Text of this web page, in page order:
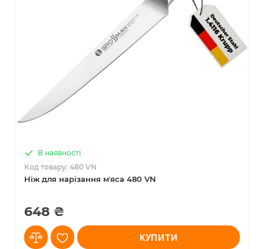
Ніж для нарізання мʼяса 480 VN
В наявності
Код товару: 480 VN
648 ₴
КУПИТИ